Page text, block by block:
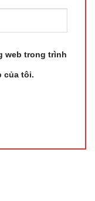
web trong trình
của tôi.